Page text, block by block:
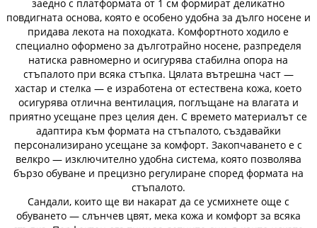
заедно с платформата от 1 см формират деликатно
повдигната основа, която е особено удобна за дълго носене и
придава лекота на походката. Комфортното ходило е
специално оформено за дълготрайно носене, разпределя
натиска равномерно и осигурява стабилна опора на
стъпалото при всяка стъпка. Цялата вътрешна част —
хастар и стелка — е изработена от естествена кожа, което
осигурява отлична вентилация, поглъщане на влагата и
приятно усещане през целия ден. С времето материалът се
адаптира към формата на стъпалото, създавайки
персонализирано усещане за комфорт. Закопчаването е с
велкро — изключително удобна система, която позволява
бързо обуване и прецизно регулиране според формата на
стъпалото.
Сандали, които ще ви накарат да се усмихнете още с
обуването — слънчев цвят, мека кожа и комфорт за всяка